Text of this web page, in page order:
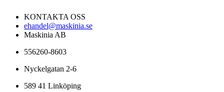
KONTAKTA OSS
ehandel@maskinia.se
Maskinia AB
556260-8603
Nyckelgatan 2-6
589 41 Linköping